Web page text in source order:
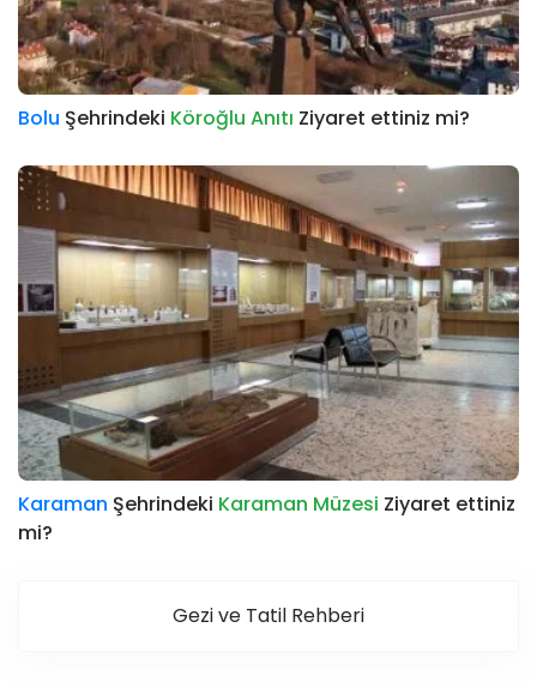
Bolu Şehrindeki Köroğlu Anıtı Ziyaret ettiniz mi?
Karaman Şehrindeki Karaman Müzesi Ziyaret ettiniz
mi?
Gezi ve Tatil Rehberi